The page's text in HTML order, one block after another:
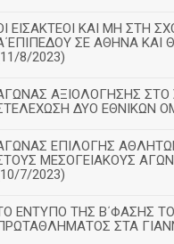
ΕΙΣΑΚΤΕΟΙ ΚΑΙ ΜΗ ΣΤΗ
ΣΕ ΑΘΗΝΑ ΚΑΙ
8/2023)
ΑΞΙΟΛΟΓΗΣΗΣ ΣΤΟ
ΔΥΟ ΕΘΝΙΚΩΝ
ΕΠΙΛΟΓΗΣ
ΜΕΣΟΓΕΙΑΚΟΥΣ
7/2023)
ΕΝΤΥΠΟ ΤΗΣ Β΄ΦΑΣΗΣ
ΣΤΑ